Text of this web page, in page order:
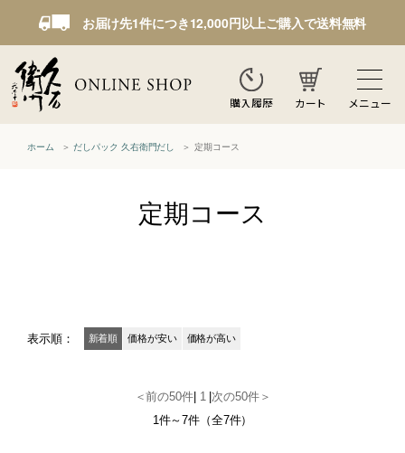
お届け先1件につき12,000円以上ご購入で送料無料
購入履歴 カート メニュー
ホーム だしパック 久右衛門だし 定期コース
定期コース
表示順： 新着順 価格が安い 価格が高い
＜前の50件| 1| 次の50件＞
1件～7件（全7件）